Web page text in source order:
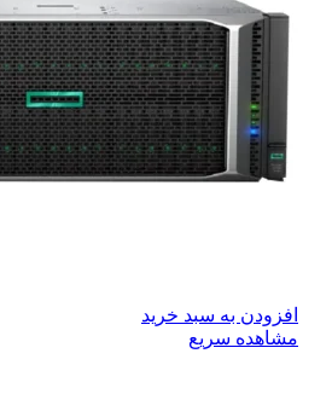
افزودن به سبد خرید
مشاهده سریع